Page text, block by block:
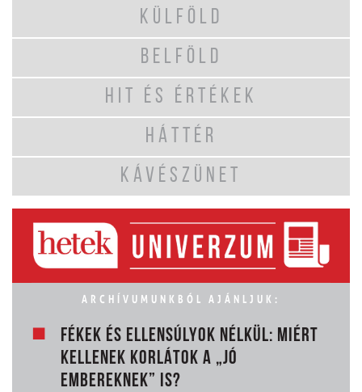
KÜLFÖLD
BELFÖLD
HIT ÉS ÉRTÉKEK
HÁTTÉR
KÁVÉSZÜNET
ARCHÍVUMUNKBÓL AJÁNLJUK:
FÉKEK ÉS ELLENSÚLYOK NÉLKÜL: MIÉRT
KELLENEK KORLÁTOK A „JÓ
EMBEREKNEK” IS?